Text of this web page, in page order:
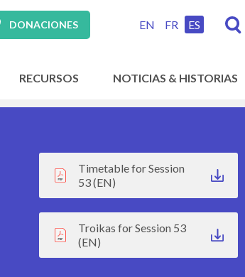
DONACIONES EN FR ES
RECURSOS NOTICIAS & HISTORIAS
Timetable for Session
53 (EN)
Troikas for Session 53
(EN)